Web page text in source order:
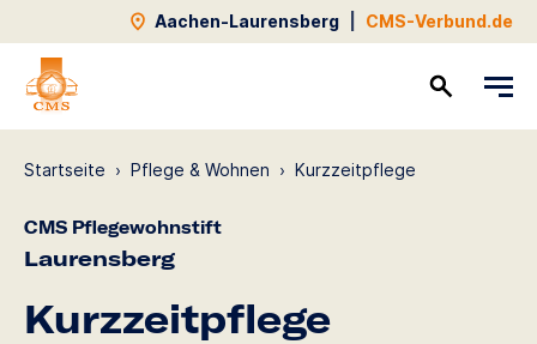
Aachen-Laurensberg CMS-Verbund.de
Startseite › Pflege & Wohnen › Kurzzeit­pflege
CMS Pflegewohnstift
Laurensberg
Kurzzeit­pflege